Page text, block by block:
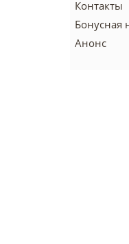
Контакты
Бонусная
Анонс